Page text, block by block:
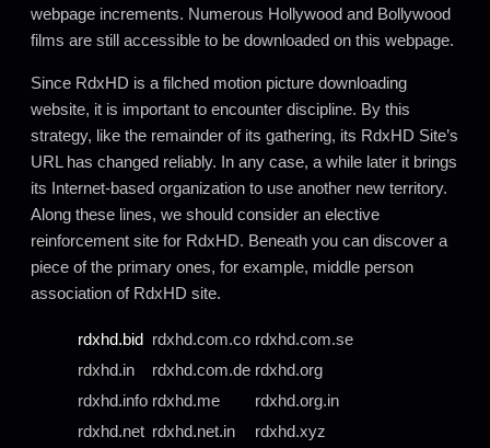
webpage increments. Numerous Hollywood and Bollywood
films are still accessible to be downloaded on this webpage.
Since RdxHD is a filched motion picture downloading
website, it is important to encounter discipline. By this
strategy, like the remainder of its gathering, its RdxHD Site’s
URL has changed reliably. In any case, a while later it brings
its Internet-based organization to use another new territory.
Along these lines, we should consider an elective
reinforcement site for RdxHD. Beneath you can discover a
piece of the primary ones, for example, middle person
association of RdxHD site.
rdxhd.bid rdxhd.com.co rdxhd.com.se
rdxhd.in
rdxhd.com.de rdxhd.org
rdxhd.info rdxhd.me
rdxhd.org.in
rdxhd.net rdxhd.net.in rdxhd.xyz